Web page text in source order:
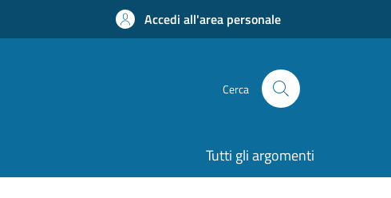
Accedi all'area personale
Cerca
Tutti gli argomenti